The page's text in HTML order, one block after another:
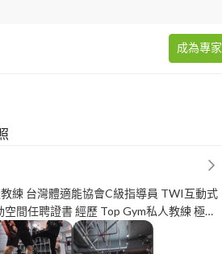
成為專家
練 台灣體適能協會C級指導員 TWI互動式
歷 Top Gym私人教練 極限
大專男子健美第七量級 第
七量級 第五名 大專男子古典形體 over